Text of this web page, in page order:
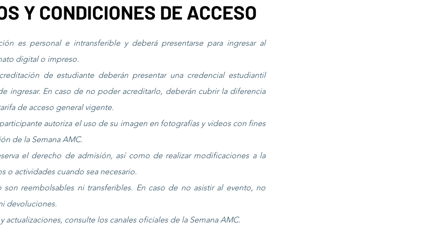
Y CONDICIONES DE ACCESO
es personal e intransferible y deberá presentarse para ingresar al
digital o impreso.
de estudiante deberán presentar una credencial estudiantil
ingresar. En caso de no poder acreditarlo, deberán cubrir la diferencia
de acceso general vigente.
autoriza el uso de su imagen en fotografías y videos con fines
de la Semana AMC.
el derecho de admisión, así como de realizar modificaciones a la
o actividades cuando sea necesario.
son reembolsables ni transferibles. En caso de no asistir al evento, no
devoluciones.
actualizaciones, consulte los canales oficiales de la Semana AMC.